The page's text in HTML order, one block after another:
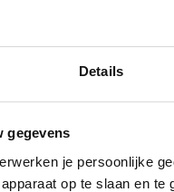
Details
gegevens
je persoonlijke
op te slaan en
bouwstof voor een
veerkrachtig wordt.
bent, maar omdat je
en donkere kringen.
op. Daarnaast kan
blik die moe oogt, zelfs